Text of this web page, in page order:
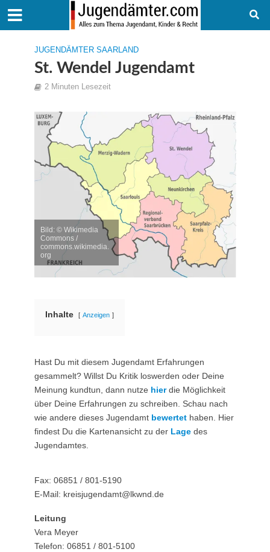
JUGENDÄMTER SAARLAND
St. Wendel Jugendamt
2 Minuten Lesezeit
Bild: © Wikimedia
Commons /
commons.wikimedia.
org
Inhalte Anzeigen
Hast Du mit diesem Jugendamt Erfahrungen
gesammelt? Willst Du Kritik loswerden oder Deine
Meinung kundtun, dann nutze hierdie Möglichkeit
über Deine Erfahrungen zu schreiben. Schau nach
wie andere dieses Jugendamt bewertethaben. Hier
findest Du die Kartenansicht zu der Lagedes
Jugendamtes.
Fax: 06851 / 801-5190
E-Mail: kreisjugendamt@lkwnd.de
Leitung
Vera Meyer
Telefon: 06851 / 801-5100